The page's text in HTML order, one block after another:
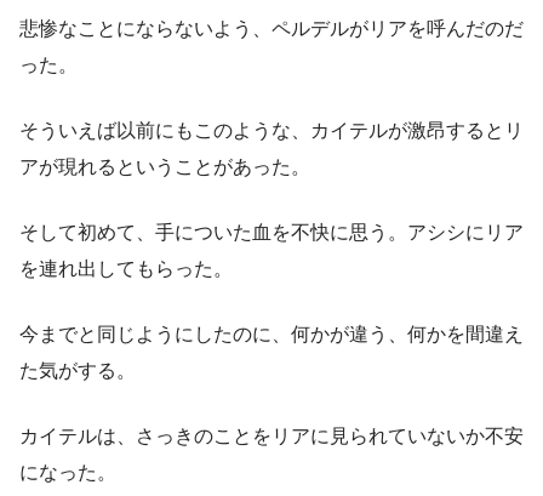
悲惨なことにならないよう、ペルデルがリアを呼んだのだ
った。
そういえば以前にもこのような、カイテルが激昂するとリ
アが現れるということがあった。
そして初めて、手についた血を不快に思う。アシシにリア
を連れ出してもらった。
今までと同じようにしたのに、何かが違う、何かを間違え
た気がする。
カイテルは、さっきのことをリアに見られていないか不安
になった。